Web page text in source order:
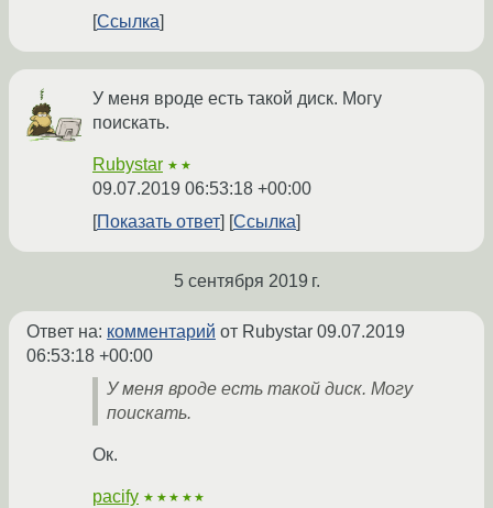
Ссылка
У меня вроде есть такой диск. Могу
поискать.
Rubystar ★★
09.07.2019 06:53:18 +00:00
Показать ответ
Ссылка
5 сентября 2019 г.
Ответ на: комментарий от Rubystar 09.07.2019
06:53:18 +00:00
У меня вроде есть такой диск. Могу
поискать.
Ок.
pacify ★★★★★